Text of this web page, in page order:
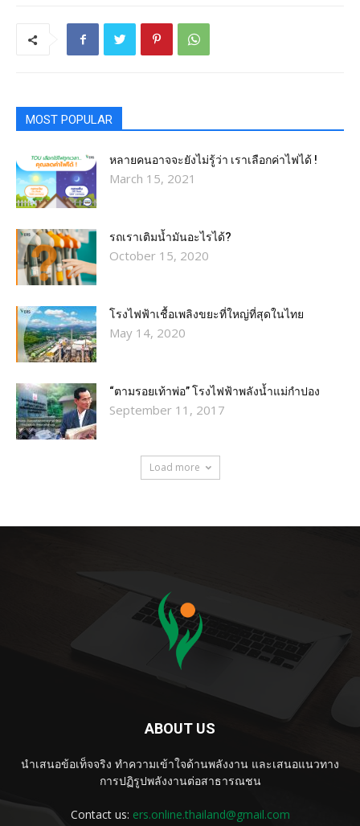
MOST POPULAR
หลายคนอาจจะยังไม่รู้ว่า เราเลือกค่าไฟได้ !
March 15, 2021
รถเราเติมน้ำมันอะไรได้?​
October 15, 2020
โรงไฟฟ้าเชื้อเพลิงขยะที่ใหญ่ที่สุดในไทย
May 14, 2020
“ตามรอยเท้าพ่อ” โรงไฟฟ้าพลังน้ำแม่กำปอง
September 11, 2017
Load more
ABOUT US
นำเสนอข้อเท็จจริง ทำความเข้าใจด้านพลังงาน และเสนอแนวทาง
การปฏิรูปพลังงานต่อสาธารณชน
Contact us: ers.online.thailand@gmail.com